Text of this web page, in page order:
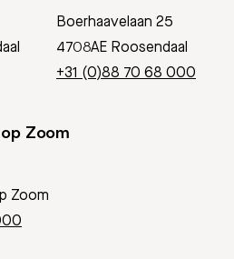
Boerhaavelaan 25
4708AE Roosendaal
+31 (0)88 70 68 000
Zoom
Zoom